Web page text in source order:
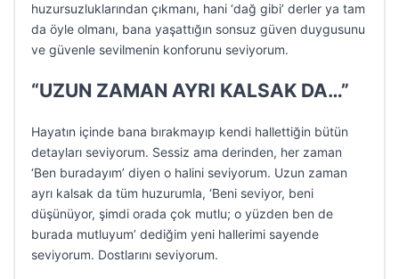
huzursuzluklarından çıkmanı, hani ‘dağ gibi’ derler ya tam
da öyle olmanı, bana yaşattığın sonsuz güven duygusunu
ve güvenle sevilmenin konforunu seviyorum.
“UZUN ZAMAN AYRI KALSAK DA…”
Hayatın içinde bana bırakmayıp kendi hallettiğin bütün
detayları seviyorum. Sessiz ama derinden, her zaman
‘Ben buradayım’ diyen o halini seviyorum. Uzun zaman
ayrı kalsak da tüm huzurumla, ‘Beni seviyor, beni
düşünüyor, şimdi orada çok mutlu; o yüzden ben de
burada mutluyum’ dediğim yeni hallerimi sayende
seviyorum. Dostlarını seviyorum.